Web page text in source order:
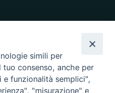
simili per
consenso, anche per
funzionalità semplici",
"misurazione" e